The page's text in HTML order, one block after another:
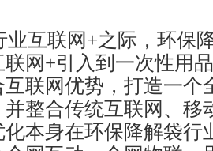
业互联网+之际，环保
网+引入到一次性用
互联网优势，打造一个
整合传统互联网、移
本身在环保降解袋行